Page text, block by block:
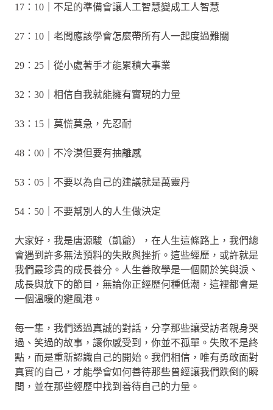
17：10｜不足的準備會讓人工智慧變成工人智慧
27：10｜老闆應該學會怎麼帶所有人一起度過難關
29：25｜從小處著手才能累積大事業
32：30｜相信自我就能擁有實現的力量
33：15｜莫慌莫急，先忍耐
48：00｜不冷漠但要有抽離感
53：05｜不要以為自己的建議就是萬靈丹
54：50｜不要幫別人的人生做決定
大家好，我是唐源駿（凱爺），在人生這條路上，我們總
會遇到許多無法預料的失敗與挫折。這些經歷，或許就是
我們最珍貴的成長養分。人生善敗學是一個關於笑與淚、
成長與放下的節目，無論你正經歷何種低潮，這裡都會是
一個溫暖的避風港。
每一集，我們透過真誠的對話，分享那些讓受訪者親身哭
過、笑過的故事，讓你感受到，你並不孤單。失敗不是終
點，而是重新認識自己的開始。我們相信，唯有勇敢面對
真實的自己，才能學會如何善待那些曾經讓我們跌倒的瞬
間，並在那些經歷中找到善待自己的力量。